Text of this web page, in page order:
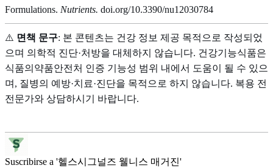
Formulations. Nutrients. doi.org/10.3390/nu12030784
⚠️ 면책 문구: 본 콘텐츠는 건강 정보 제공 목적으로 작성되었
으며 의학적 진단·처방을 대체하지 않습니다. 건강기능식품은
식품의약품안전처 인증 기능성 범위 내에서 도움이 될 수 있으
며, 질병의 예방·치료·진단을 목적으로 하지 않습니다. 복용 전
전문가와 상담하시기 바랍니다.
Suscribirse a '헬스시그널즈 웰니스 매거진'